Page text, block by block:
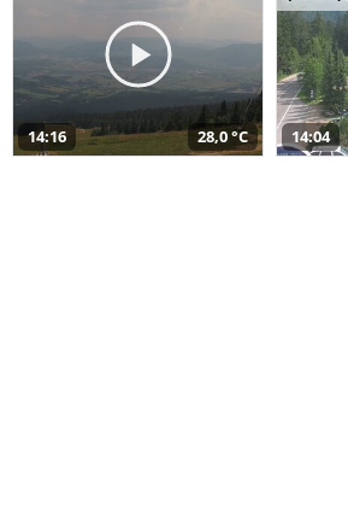
14:16 28,0 °C 14:04